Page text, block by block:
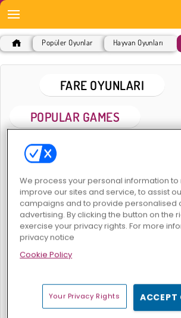
Popüler Oyunlar Hayvan Oyunları
FARE OYUNLARI
POPULAR GAMES
Mope.io
Fare Arty ve Arkadaşları Boyama Kitabı
We process your personal information
improve our sites and service, to assist
campaigns and to provide personalised
advertising. By clicking the button on the
exercise your privacy rights. For more
privacy notice
Cookie Policy
Your Privacy Rights ACCEPT